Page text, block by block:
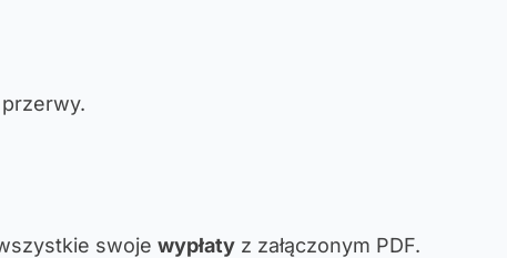
swoje wypłaty z załączonym PDF.